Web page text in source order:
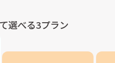
選べる3プラン